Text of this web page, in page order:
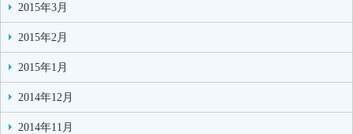
2015年3月
2015年2月
2015年1月
2014年12月
2014年11月